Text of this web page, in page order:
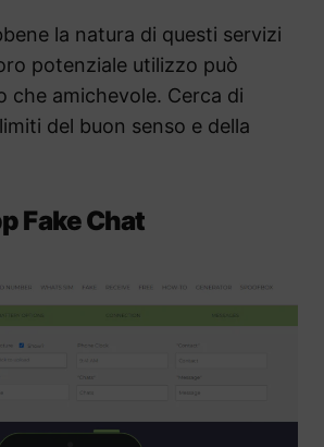
la natura di questi servizi
potenziale utilizzo può
che amichevole. Cerca di
del buon senso e della
Fake Chat